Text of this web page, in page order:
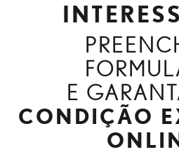
E
CONDIÇÃO